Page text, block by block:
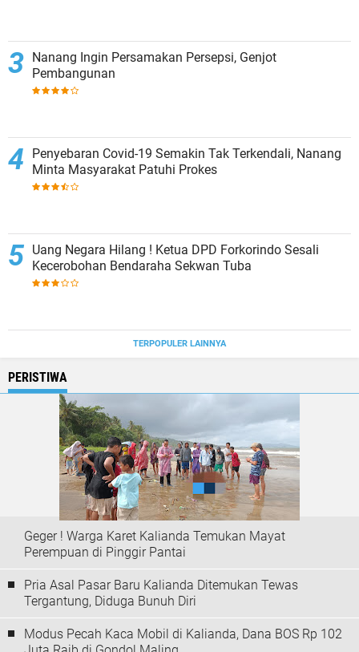
Nanang Ingin Persamakan Persepsi, Genjot
Pembangunan
Penyebaran Covid-19 Semakin Tak Terkendali, Nanang
Minta Masyarakat Patuhi Prokes
Uang Negara Hilang ! Ketua DPD Forkorindo Sesali
Kecerobohan Bendaraha Sekwan Tuba
TERPOPULER LAINNYA
PERISTIWA
Geger ! Warga Karet Kalianda Temukan Mayat
Perempuan di Pinggir Pantai
Pria Asal Pasar Baru Kalianda Ditemukan Tewas
Tergantung, Diduga Bunuh Diri
Modus Pecah Kaca Mobil di Kalianda, Dana BOS Rp 102